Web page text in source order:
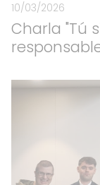
10/03/2026
Charla "Tú